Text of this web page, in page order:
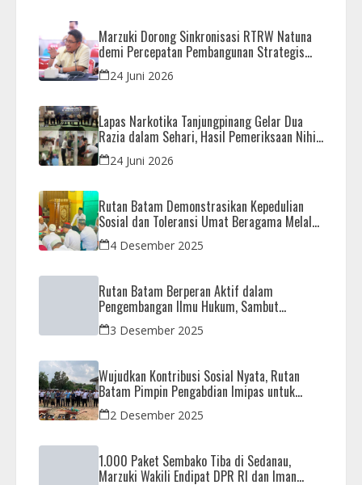
Marzuki Dorong Sinkronisasi RTRW Natuna
demi Percepatan Pembangunan Strategis
Daerah
24 Juni 2026
Lapas Narkotika Tanjungpinang Gelar Dua
Razia dalam Sehari, Hasil Pemeriksaan Nihil
Barang Terlarang
24 Juni 2026
Rutan Batam Demonstrasikan Kepedulian
Sosial dan Toleransi Umat Beragama Melalui
Doa Bersama Korban Bencana
4 Desember 2025
Rutan Batam Berperan Aktif dalam
Pengembangan Ilmu Hukum, Sambut
Kunjungan Observasi Mahasiswa UIB
3 Desember 2025
Wujudkan Kontribusi Sosial Nyata, Rutan
Batam Pimpin Pengabdian Imipas untuk
Negeri di Masjid Syahrom Ba’dawi
2 Desember 2025
1.000 Paket Sembako Tiba di Sedanau,
Marzuki Wakili Endipat DPR RI dan Iman